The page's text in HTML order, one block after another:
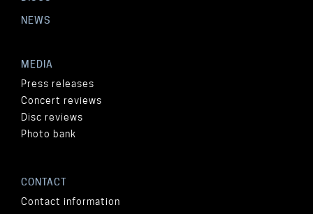
NEWS
MEDIA
Press releases
Concert reviews
Disc reviews
Photo bank
CONTACT
Contact information